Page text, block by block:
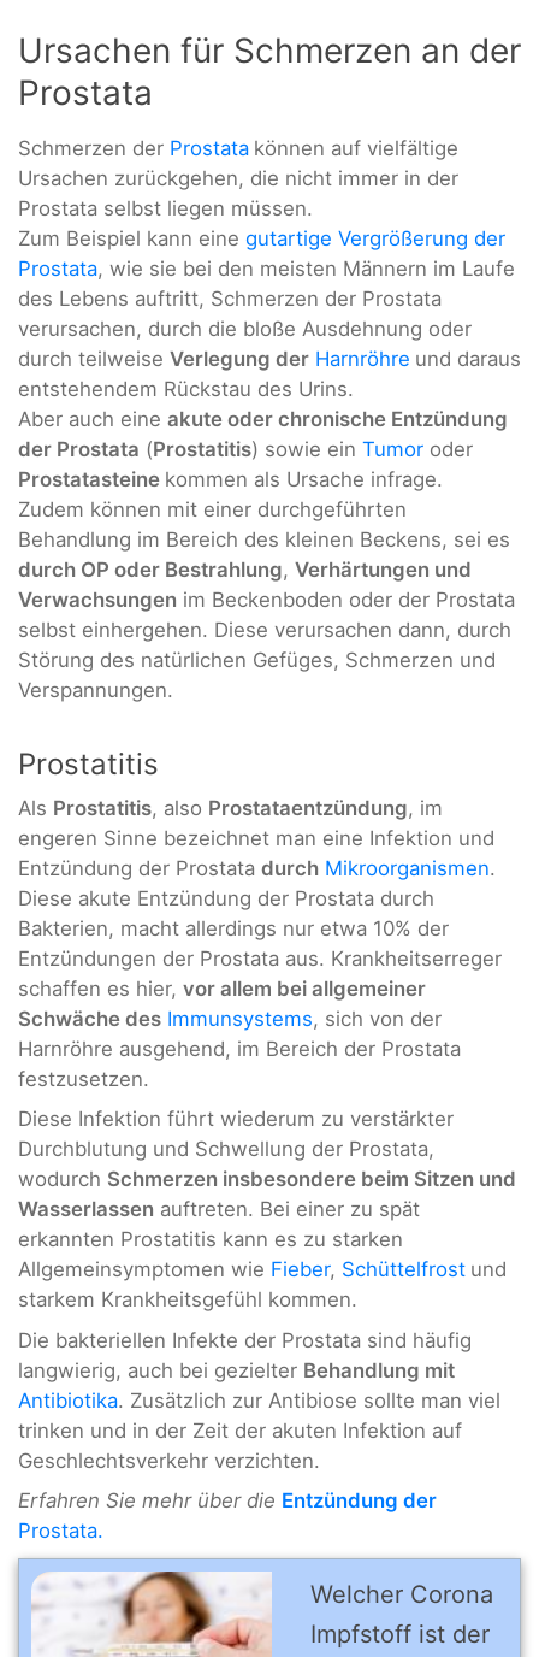
Ursachen für Schmerzen an der
Prostata
Schmerzen der Prostata können auf vielfältige
Ursachen zurückgehen, die nicht immer in der
Prostata selbst liegen müssen.
Zum Beispiel kann eine gutartige Vergrößerung der
Prostata, wie sie bei den meisten Männern im Laufe
des Lebens auftritt, Schmerzen der Prostata
verursachen, durch die bloße Ausdehnung oder
durch teilweise Verlegung der Harnröhre und daraus
entstehendem Rückstau des Urins.
Aber auch eine akute oder chronische Entzündung
der Prostata (Prostatitis) sowie ein Tumor oder
Prostatasteine kommen als Ursache infrage.
Zudem können mit einer durchgeführten
Behandlung im Bereich des kleinen Beckens, sei es
durch OP oder Bestrahlung, Verhärtungen und
Verwachsungen im Beckenboden oder der Prostata
selbst einhergehen. Diese verursachen dann, durch
Störung des natürlichen Gefüges, Schmerzen und
Verspannungen.
Prostatitis
Als Prostatitis, also Prostataentzündung, im
engeren Sinne bezeichnet man eine Infektion und
Entzündung der Prostata durch Mikroorganismen.
Diese akute Entzündung der Prostata durch
Bakterien, macht allerdings nur etwa 10% der
Entzündungen der Prostata aus. Krankheitserreger
schaffen es hier, vor allem bei allgemeiner
Schwäche des Immunsystems, sich von der
Harnröhre ausgehend, im Bereich der Prostata
festzusetzen.
Diese Infektion führt wiederum zu verstärkter
Durchblutung und Schwellung der Prostata,
wodurch Schmerzen insbesondere beim Sitzen und
Wasserlassen auftreten. Bei einer zu spät
erkannten Prostatitis kann es zu starken
Allgemeinsymptomen wie Fieber, Schüttelfrost und
starkem Krankheitsgefühl kommen.
Die bakteriellen Infekte der Prostata sind häufig
langwierig, auch bei gezielter Behandlung mit
Antibiotika. Zusätzlich zur Antibiose sollte man viel
trinken und in der Zeit der akuten Infektion auf
Geschlechtsverkehr verzichten.
Erfahren Sie mehr über die Entzündung der
Prostata.
Welcher Corona
Impfstoff ist der